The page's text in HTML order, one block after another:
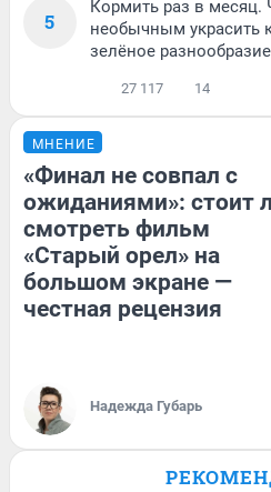
5
Кормить раз в
необычным украсить
зелёное
27 117 14
МНЕНИЕ
«Финал не совпал с
ожиданиями»: стоит
смотреть фильм
«Старый орел» на
большом экране —
честная рецензия
Надежда Губарь